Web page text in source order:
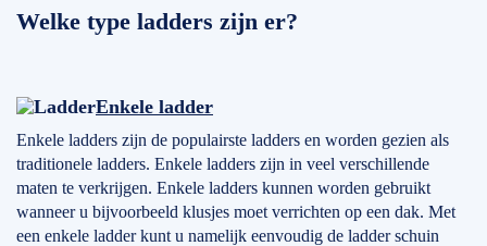
Welke type ladders zijn er?
Enkele ladder
Enkele ladders zijn de populairste ladders en worden gezien als
traditionele ladders. Enkele ladders zijn in veel verschillende
maten te verkrijgen. Enkele ladders kunnen worden gebruikt
wanneer u bijvoorbeeld klusjes moet verrichten op een dak. Met
een enkele ladder kunt u namelijk eenvoudig de ladder schuin